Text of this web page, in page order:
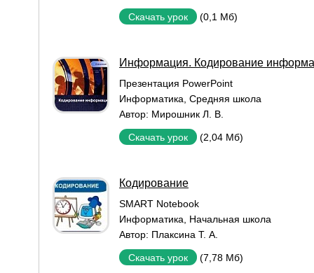
Скачать урок (0,1 Мб)
Информация. Кодирование
Презентация PowerPoint
Информатика Средняя школа
Автор: Мирошник Л. В.
Скачать урок (2,04 Мб)
Кодирование
SMART Notebook
Информатика
Начальная школа
Автор: Плаксина Т. А.
Скачать урок (7,78 Мб)